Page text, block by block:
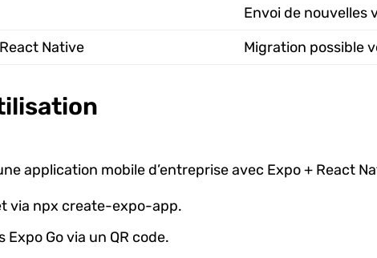
Envoi de nouvelles
Native
Migration possible
application mobile d’entreprise avec Expo + React
via npx create-expo-app.
Go via un QR code.